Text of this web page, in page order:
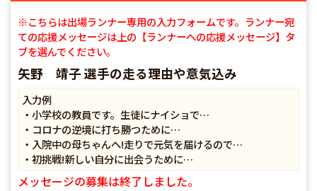
※こちらは出場ランナー専用の入力フォームです。ランナー宛
ての応援メッセージは上の【ランナーへの応援メッセージ】タ
ブを選んでください。
矢野 靖子 選手の走る理由や意気込み
入力例
・小学校の教員です。生徒にナイショで…
・コロナの逆境に打ち勝つために…
・入院中の母ちゃんへ!走りで元気を届けるので…
・初挑戦!新しい自分に出会うために…
メッセージの募集は終了しました。